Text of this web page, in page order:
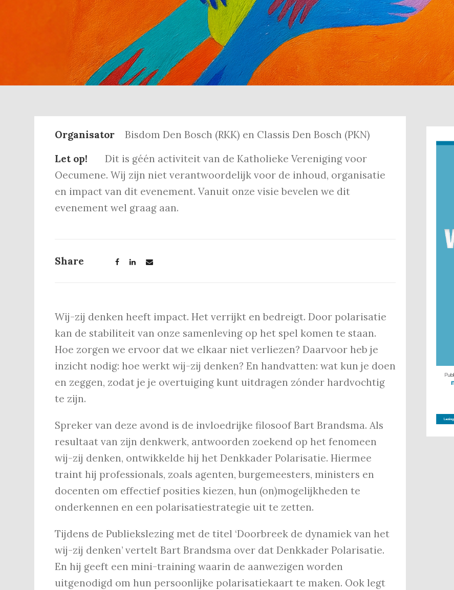
Organisator
Bisdom Den Bosch (RKK) en Classis Den Bosch (PKN)
Let op!
Dit is géén activiteit van de Katholieke Vereniging voor
Oecumene. Wij zijn niet verantwoordelijk voor de inhoud, organisatie
en impact van dit evenement. Vanuit onze visie bevelen we dit
evenement wel graag aan.
Share
Wij-zij denken heeft impact. Het verrijkt en bedreigt. Door polarisatie
kan de stabiliteit van onze samenleving op het spel komen te staan.
Hoe zorgen we ervoor dat we elkaar niet verliezen? Daarvoor heb je
inzicht nodig: hoe werkt wij-zij denken? En handvatten: wat kun je doen
en zeggen, zodat je je overtuiging kunt uitdragen zónder hardvochtig
te zijn.
Spreker van deze avond is de invloedrijke filosoof Bart Brandsma. Als
resultaat van zijn denkwerk, antwoorden zoekend op het fenomeen
wij-zij denken, ontwikkelde hij het Denkkader Polarisatie. Hiermee
traint hij professionals, zoals agenten, burgemeesters, ministers en
docenten om effectief posities kiezen, hun (on)mogelijkheden te
onderkennen en een polarisatiestrategie uit te zetten.
Tijdens de Publiekslezing met de titel ‘Doorbreek de dynamiek van het
wij-zij denken’ vertelt Bart Brandsma over dat Denkkader Polarisatie.
En hij geeft een mini-training waarin de aanwezigen worden
uitgenodigd om hun persoonlijke polarisatiekaart te maken. Ook legt